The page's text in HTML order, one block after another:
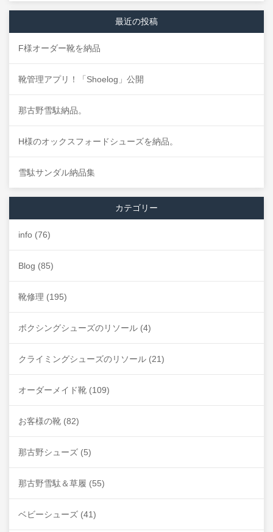
最近の投稿
F様オーダー靴を納品
靴管理アプリ！「Shoelog」公開
那古野雪駄納品。
H様のオックスフォードシューズを納品。
雪駄サンダル納品集
カテゴリー
info (76)
Blog (85)
靴修理 (195)
ボクシングシューズのリソール (4)
クライミングシューズのリソール (21)
オーダーメイド靴 (109)
お客様の靴 (82)
那古野シューズ (5)
那古野雪駄＆草履 (55)
ベビーシューズ (41)